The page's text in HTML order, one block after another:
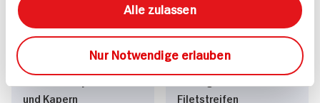
Alle zulassen
Nur Notwendige erlauben
Rindertatar mit
und Kapern
Paprika-Bohnen-Suppe
Filetstreifen